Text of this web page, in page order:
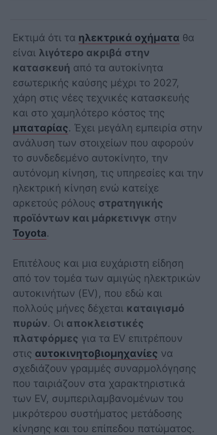
Εκτιμά ότι τα ηλεκτρικά οχήματα θα
είναι λιγότερο ακριβά στην
κατασκευή από τα αυτοκίνητα
εσωτερικής καύσης μέχρι το 2027,
χάρη στις νέες τεχνικές κατασκευής
και στο χαμηλότερο κόστος της
μπαταρίας. Έχει μεγάλη εμπειρία στην
ανάλυση των στοιχείων που αφορούν
το συνδεδεμένο αυτοκίνητο, την
αυτόνομη κίνηση, τις υπηρεσίες και την
ηλεκτρική κίνηση ενώ κατείχε
αρκετούς ρόλους στρατηγικής
προϊόντων και μάρκετινγκ στην
Toyota.
Επιτέλους και μια ευχάριστη είδηση
από τον τομέα των αμιγώς ηλεκτρικών
αυτοκινήτων (EV), που εδώ και
πολλούς μήνες δέχεται καταιγισμό
πυρών. Οι αποκλειστικές
πλατφόρμες για τα EV επιτρέπουν
στις αυτοκινητοβιομηχανίες να
σχεδιάζουν γραμμές συναρμολόγησης
που ταιριάζουν στα χαρακτηριστικά
των EV, συμπεριλαμβανομένων του
μικρότερου συστήματος μετάδοσης
κίνησης και του επίπεδου πατώματος.